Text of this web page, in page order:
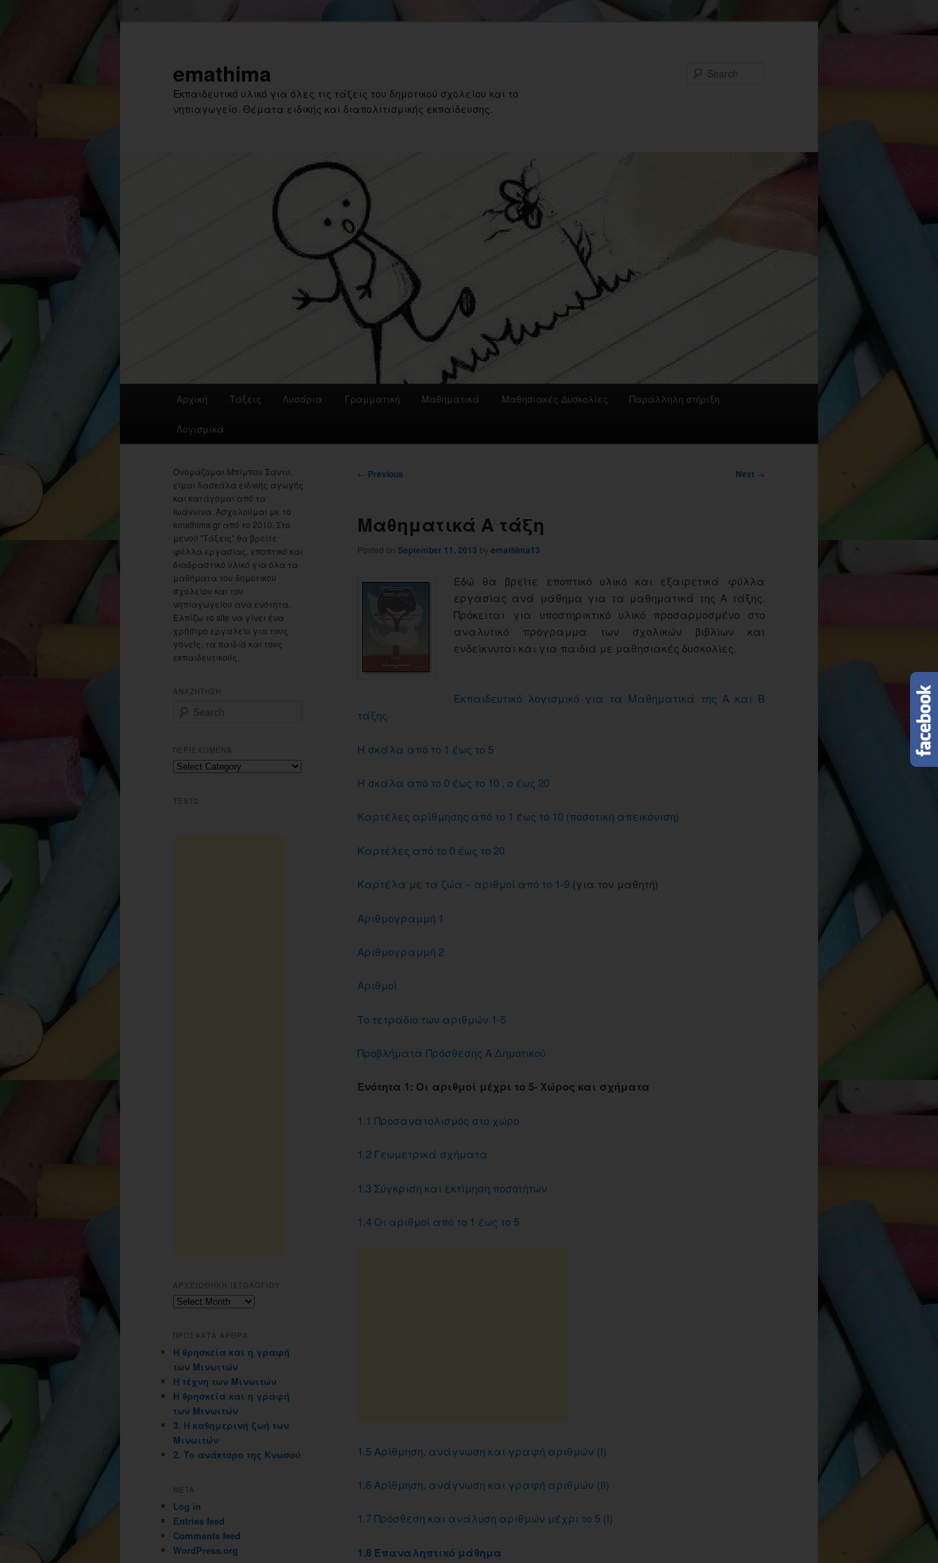
emathima
Εκπαιδευτικό υλικό για όλες τις τάξεις του δημοτικού σχολείου και το
νηπιαγωγείο. Θέματα ειδικής και διαπολιτισμικής εκπαίδευσης.
Αρχική Τάξεις Λυσάρια Γραμματική Μαθηματικά Μαθησιακές Δυσκολίες Παράλληλη στήριξη
Λογισμικά
Post
← Previous Next →
Μαθηματικά Α τάξη
Posted on September 11, 2013 by emathima13
Εδώ θα βρείτε εποπτικό υλικό και εξαιρετικά φύλλα
εργασίας ανά μάθημα για τα μαθηματικά της Α τάξης.
Πρόκειται για υποστηρικτικό υλικό προσαρμοσμένο στο
αναλυτικό πρόγραμμα των σχολικών βιβλίων και
ενδείκνυται και για παιδιά με μαθησιακές δυσκολίες.
Εκπαιδευτικό λογισμικό για τα Μαθηματικά της Α και Β
τάξης
Η σκάλα από το 1 έως το 5
Η σκάλα από το 0 έως το 10 , ο έως 20
Καρτέλες αρίθμησης από το 1 έως το 10 (ποσοτική απεικόνιση)
Καρτέλες από το 0 έως το 20
Καρτέλα με τα ζώα – αριθμοί από το 1-9 (για τον μαθητή)
Αριθμογραμμή 1
Αριθμογραμμή 2
Αριθμοί
Το τετράδιο των αριθμών 1-5
Προβλήματα Πρόσθεσης Α Δημοτικού
Ενότητα 1: Οι αριθμοί μέχρι το 5- Χώρος και σχήματα
1.1 Προσανατολισμός στο χώρο
1.2 Γεωμετρικά σχήματα
1.3 Σύγκριση και εκτίμηση ποσοτήτων
1.4 Οι αριθμοί από το 1 έως το 5
1.5 Αρίθμηση, ανάγνωση και γραφή αριθμών (Ι)
1.6 Αρίθμηση, ανάγνωση και γραφή αριθμών (ΙΙ)
1.7 Πρόσθεση και ανάλυση αριθμών μέχρι το 5 (Ι)
1.8 Επαναληπτικό μάθημα
Ονομάζομαι Μπίμπου Σάντυ,
είμαι δασκάλα ειδικής αγωγής
και κατάγομαι από τα
Ιωάννινα. Ασχολούμαι με το
emathima.gr από το 2010. Στο
μενού "Τάξεις" θα βρείτε
φύλλα εργασίας, εποπτικό και
διαδραστικό υλικό για όλα τα
μαθήματα του δημοτικού
σχολείου και του
νηπιαγωγείου ανά ενότητα.
Ελπίζω το site να γίνει ένα
χρήσιμο εργαλείο για τους
γονείς, τα παιδιά και τους
εκπαιδευτικούς.
ΑΝΑΖΗΤΗΣΗ
r
c
h
ΠΕΡΙΕΧΟΜΕΝΑ
Περιεχομενα
TEST2
ΑΡΧΕΙΟΘΗΚΗ ΙΣΤΟΛΟΓΙΟΥ
Αρχειοθηκη
ΠΡΟΣΦΑΤΑ ΑΡΘΡΑ
Η θρησκεία και η γραφή
των Μινωιτών
Η τέχνη των Μινωιτών
Η θρησκεία και η γραφή
των Μινωιτών
3. Η καθημερινή ζωή των
Μινωιτών
2. Το ανάκτορο της Κνωσού
META
Log in
Entries feed
Comments feed
WordPress.org